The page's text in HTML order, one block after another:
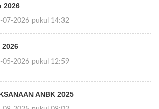
2026
07-2026 pukul 14:32
2026
05-2026 pukul 12:59
ANBK 2025